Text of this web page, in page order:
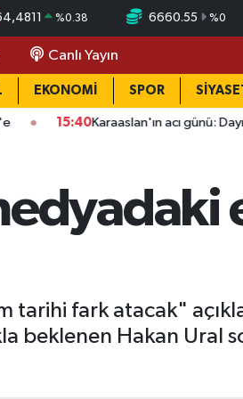
%0.38 6660.55 %0
Canlı Yayın
EKONOMİ SPOR
Karaaslan'ın acı günü: Dayısı Fahri
fark atacak"
beklenen Hakan Ural